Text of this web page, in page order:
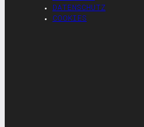
DATENSCHUTZ
COOKIES